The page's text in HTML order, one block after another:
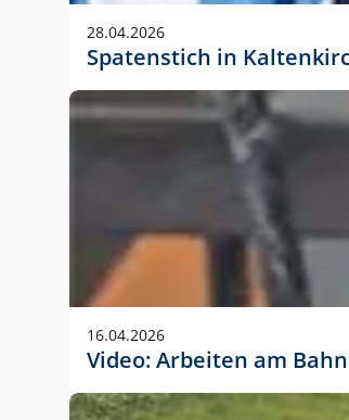
Anwendungsgröße im Layout:
Die Logohöhe beträgt 4 – 10 %
folgende fest definierte
DIN A3 – 15 mm hoch (5 %)
28.04.2026
Spatenstich in
16.04.2026
Video: Arbeiten am